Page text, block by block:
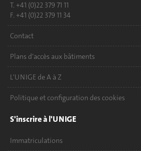
T. +41 (0)22 379 71 11
F. +41 (0)22 379 11 34
Contact
Plans d'accès aux bâtiments
L'UNIGE de A à Z
Politique et configuration des cookies
S'inscrire à l'UNIGE
Immatriculations